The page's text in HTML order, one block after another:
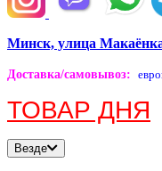
Минск, улица
Доставка/самовывоз:
ТОВАР ДНЯ
Везде